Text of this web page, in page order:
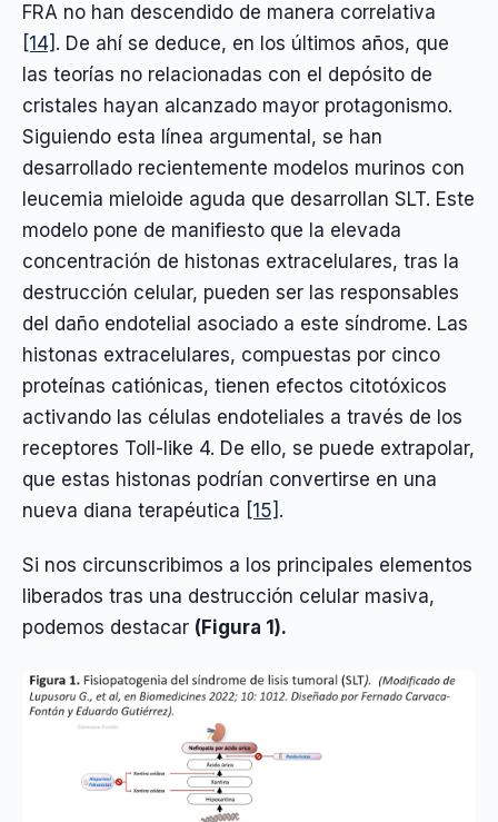
FRA no han descendido de manera correlativa
[14] . De ahí se deduce, en los últimos años, que
las teorías no relacionadas con el depósito de
cristales hayan alcanzado mayor protagonismo.
Siguiendo esta línea argumental, se han
desarrollado recientemente modelos murinos con
leucemia mieloide aguda que desarrollan SLT. Este
modelo pone de manifiesto que la elevada
concentración de histonas extracelulares, tras la
destrucción celular, pueden ser las responsables
del daño endotelial asociado a este síndrome. Las
histonas extracelulares, compuestas por cinco
proteínas catiónicas, tienen efectos citotóxicos
activando las células endoteliales a través de los
receptores Toll-like 4. De ello, se puede extrapolar,
que estas histonas podrían convertirse en una
nueva diana terapéutica [15] .
Si nos circunscribimos a los principales elementos
liberados tras una destrucción celular masiva,
podemos destacar (Figura 1).